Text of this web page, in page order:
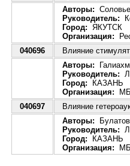
Авторы:
Руководитель:
Город: ЯКУТСК
Организация:
040696
Влияние
Авторы:
Руководитель:
Город: КАЗАНЬ
Организация:
040697
Влияние
Авторы:
Руководитель:
Город: КАЗАНЬ
Организация: